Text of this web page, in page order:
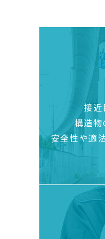
接
構造物
安全性や適